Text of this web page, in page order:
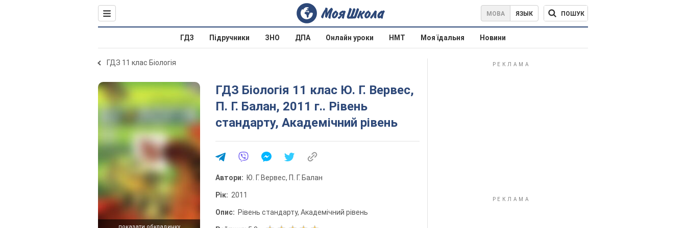
МОВА ЯЗЫК ПОШУК
ГДЗ Підручники ЗНО ДПА Онлайн уроки НМТ Моя їдальня Новини
ГДЗ 11 клас Біологія
ГДЗ Біологія 11 клас Ю. Г. Вервес,
П. Г. Балан, 2011 г.. Рівень
стандарту, Академічний рівень
Автори: Ю. Г. Вервес, П. Г. Балан
Рік: 2011
Опис: Рівень стандарту, Академічний рівень